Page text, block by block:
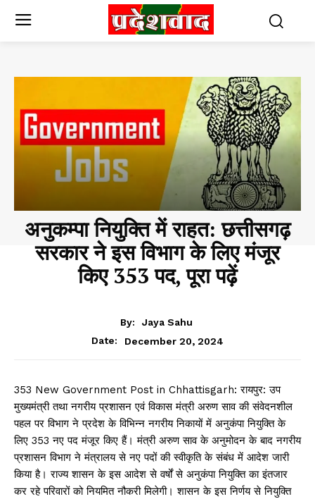
अनुकम्पा नियुक्ति में राहत: छत्तीसगढ़
सरकार ने इस विभाग के लिए मंजूर
किए 353 पद, पूरा पढ़ें
By:
Jaya Sahu
Date:
December 20, 2024
353 New Government Post in Chhattisgarh: रायपुर: उप
मुख्यमंत्री तथा नगरीय प्रशासन एवं विकास मंत्री अरुण साव की संवेदनशील
पहल पर विभाग ने प्रदेश के विभिन्न नगरीय निकायों में अनुकंपा नियुक्ति के
लिए 353 नए पद मंजूर किए हैं। मंत्री अरुण साव के अनुमोदन के बाद नगरीय
प्रशासन विभाग ने मंत्रालय से नए पदों की स्वीकृति के संबंध में आदेश जारी
किया है। राज्य शासन के इस आदेश से वर्षों से अनुकंपा नियुक्ति का इंतजार
कर रहे परिवारों को नियमित नौकरी मिलेगी। शासन के इस निर्णय से नियुक्ति